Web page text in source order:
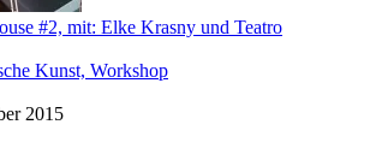
#2, mit: Elke Krasny und Teatro
Kunst, Workshop
2015